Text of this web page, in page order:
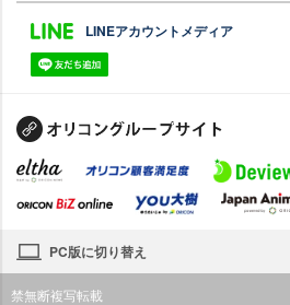
LINEアカウントメディア
PC版に切り替え
禁無断複写転載